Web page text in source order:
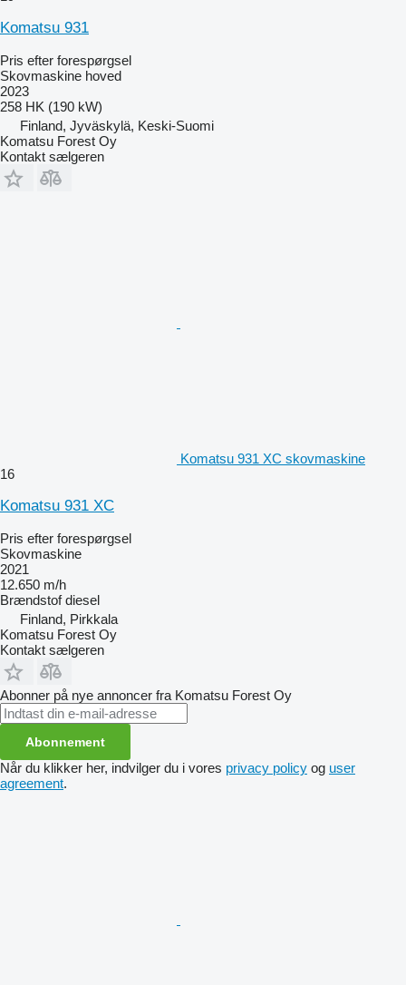
Komatsu 931
Pris efter forespørgsel
Skovmaskine hoved
2023
258 HK (190 kW)
Finland, Jyväskylä, Keski-Suomi
Komatsu Forest Oy
Kontakt sælgeren
Komatsu 931 XC skovmaskine
16
Komatsu 931 XC
Pris efter forespørgsel
Skovmaskine
2021
12.650 m/h
Brændstof diesel
Finland, Pirkkala
Komatsu Forest Oy
Kontakt sælgeren
Abonner på nye annoncer fra Komatsu Forest Oy
Abonnement
Når du klikker her, indvilger du i vores privacy policy og user
agreement.